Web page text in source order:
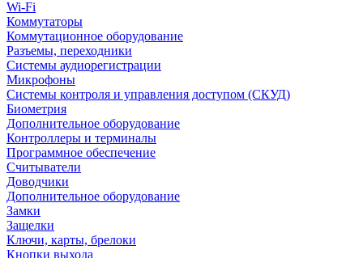
Wi-Fi
Коммутаторы
Коммутационное оборудование
Разъемы, переходники
Системы аудиорегистрации
Микрофоны
Системы контроля и управления доступом (СКУД)
Биометрия
Дополнительное оборудование
Контроллеры и терминалы
Программное обеспечение
Считыватели
Доводчики
Дополнительное оборудование
Замки
Защелки
Ключи, карты, брелоки
Кнопки выхода